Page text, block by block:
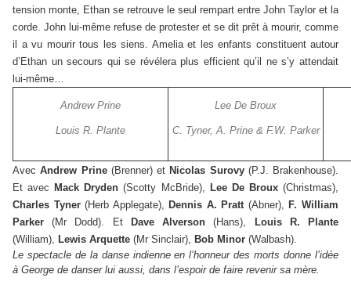
tension monte, Ethan se retrouve le seul rempart entre John Taylor et la
corde. John lui-même refuse de protester et se dit prêt à mourir, comme
il a vu mourir tous les siens. Amelia et les enfants constituent autour
d’Ethan un secours qui se révélera plus efficient qu’il ne s’y attendait
lui-même…
Andrew Prine
Louis R. Plante
Lee De Broux
C. Tyner, A. Prine & F.W. Parker
AvecAndrew Prine (Brenner) et Nicolas Surovy (P.J. Brakenhouse).
Et avec Mack Dryden(Scotty McBride), Lee De Broux(Christmas),
Charles Tyner(Herb Applegate), Dennis A. Pratt (Abner), F. William
Parker(Mr Dodd). Et Dave Alverson(Hans),
Louis R. Plante
(William), Lewis Arquette (Mr Sinclair), Bob Minor (Walbash).
Le spectacle de la danse indienne en l’honneur des morts donne l’idée
à George de danser lui aussi, dans l’espoir de faire revenir sa mère.